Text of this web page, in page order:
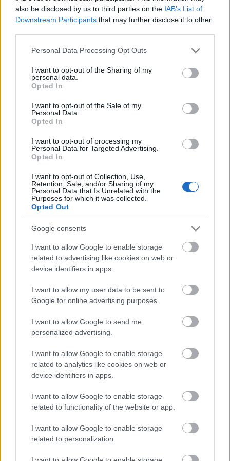
also be disclosed by us to third parties on the IAB’s List of
Downstream Participants that may further disclose it to other
Please note that this website/app uses one or more Google
not limited to your visit or usage behaviour. You may click to
grant or deny consent to Google and its third-party tags to
use your data for below specified purposes in below Google
consent section.
Personal Data Processing Opt Outs
I want to opt-out of the Sharing of my
personal data.
Opted In
I want to opt-out of the Sale of my
Personal Data.
Opted In
I want to opt-out of processing my
Personal Data for Targeted Advertising.
Opted In
I want to opt-out of Collection, Use,
Retention, Sale, and/or Sharing of my
Personal Data that Is Unrelated with the
Purposes for which it was collected.
Opted Out
Google consents
I want to allow Google to enable storage
related to advertising like cookies on web or
device identifiers in apps.
I want to allow my user data to be sent to
Google for online advertising purposes.
I want to allow Google to send me
personalized advertising.
I want to allow Google to enable storage
related to analytics like cookies on web or
device identifiers in apps.
I want to allow Google to enable storage
related to functionality of the website or app.
I want to allow Google to enable storage
related to personalization.
καρκίνους, όπως ο καρκίνος του πνεύμονα και του
ήπατος.
μπορεί να επηρεάσει τον τρόπο πολλαπλασιασμού
ενώσεις λειτουργούν με διαφορετικούς τρόπους για
να σταματήσουν πιθανώς την εξάπλωση του
ζώα, τα ευρήματα προκαλούν ενδιαφέρον για τα
οφέλη του για την ανθρώπινη υγεία. Η διερεύνηση
επηρεάζει τους όγκους αποτελεί βασικό τομέα στην
έρευνα για τον καρκίνο.
Οι ερευνητές εργάζονται για να κατανοήσουν πώς
το Cordyceps sinensis θα μπορούσε να
χρησιμοποιηθεί σε θεραπείες για τον καρκίνο.
Τονίζουν την ανάγκη για δοκιμές σε ανθρώπους για
να επιβεβαιωθούν αυτά τα ευρήματα. Αυτό είναι
απαραίτητο για να διασφαλιστεί ότι το Cordyceps
μπορεί να αποτελέσει μια χρήσιμη θεραπευτική
επιλογή.
Ο ρόλος του Cordyceps στη
διαχείριση του διαβήτη
Το Cordyceps μπορεί να προσφέρει φυσικές λύσεις
αρχικές μελέτες σε ζώα. Αυτές οι μελέτες
υποδηλώνουν ότι το Cordyceps θα μπορούσε να
μειώσει τα επίπεδα σακχάρου και λιπιδίων στο
αίμα. Αυτό δημιουργεί ελπίδες για τον ρόλο του στη
ρύθμιση του σακχάρου στο αίμα.
Έρευνες δείχνουν ότι το Cordyceps μπορεί να
βελτιώσει την ευαισθησία στην ινσουλίνη. Αυτός
είναι ένας κρίσιμος παράγοντας στη διαχείριση
του διαβήτη. Με την καλύτερη επεξεργασία της